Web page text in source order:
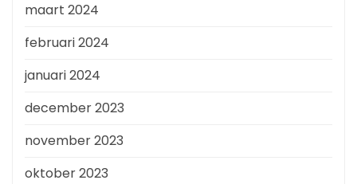
maart 2024
februari 2024
januari 2024
december 2023
november 2023
oktober 2023